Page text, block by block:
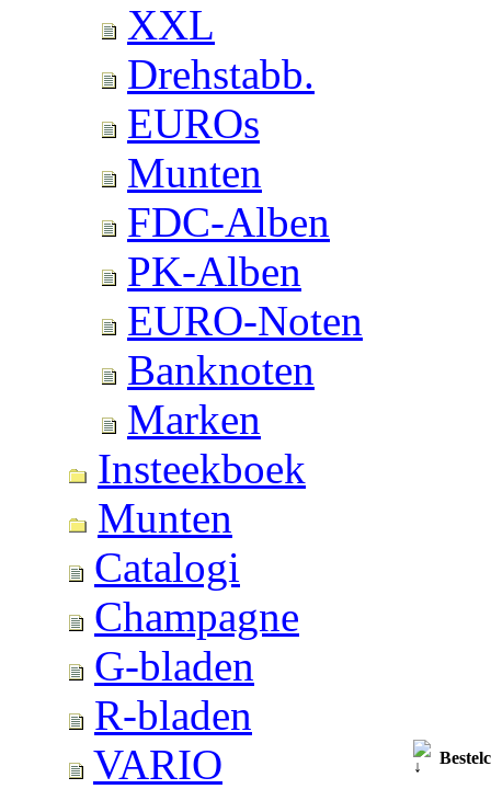
XXL
Drehstabb.
EUROs
Munten
FDC-Alben
PK-Alben
EURO-Noten
Banknoten
Marken
Insteekboek
Munten
Catalogi
Champagne
G-bladen
R-bladen
VARIO